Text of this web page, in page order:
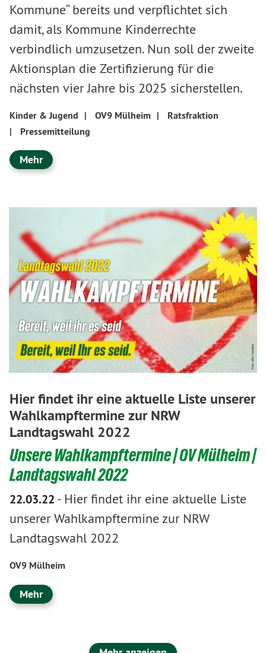
Kommune“ bereits und verpflichtet sich
damit, als Kommune Kinderrechte
verbindlich umzusetzen. Nun soll der zweite
Aktionsplan die Zertifizierung für die
nächsten vier Jahre bis 2025 sicherstellen.
Kinder & Jugend | OV9 Mülheim |
Ratsfraktion
|
Pressemitteilung
Mehr
Hier findet ihr eine aktuelle Liste unserer
Wahlkampftermine zur NRW
Landtagswahl 2022
Unsere Wahlkampftermine | OV Mülheim |
Landtagswahl 2022
22.03.22 - Hier findet ihr eine aktuelle Liste
unserer Wahlkampftermine zur NRW
Landtagswahl 2022
OV9 Mülheim
Mehr